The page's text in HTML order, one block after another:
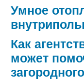
Умное
Как
может